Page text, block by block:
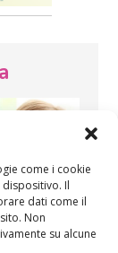
come i cookie
Il
dati come il
Non
su alcune